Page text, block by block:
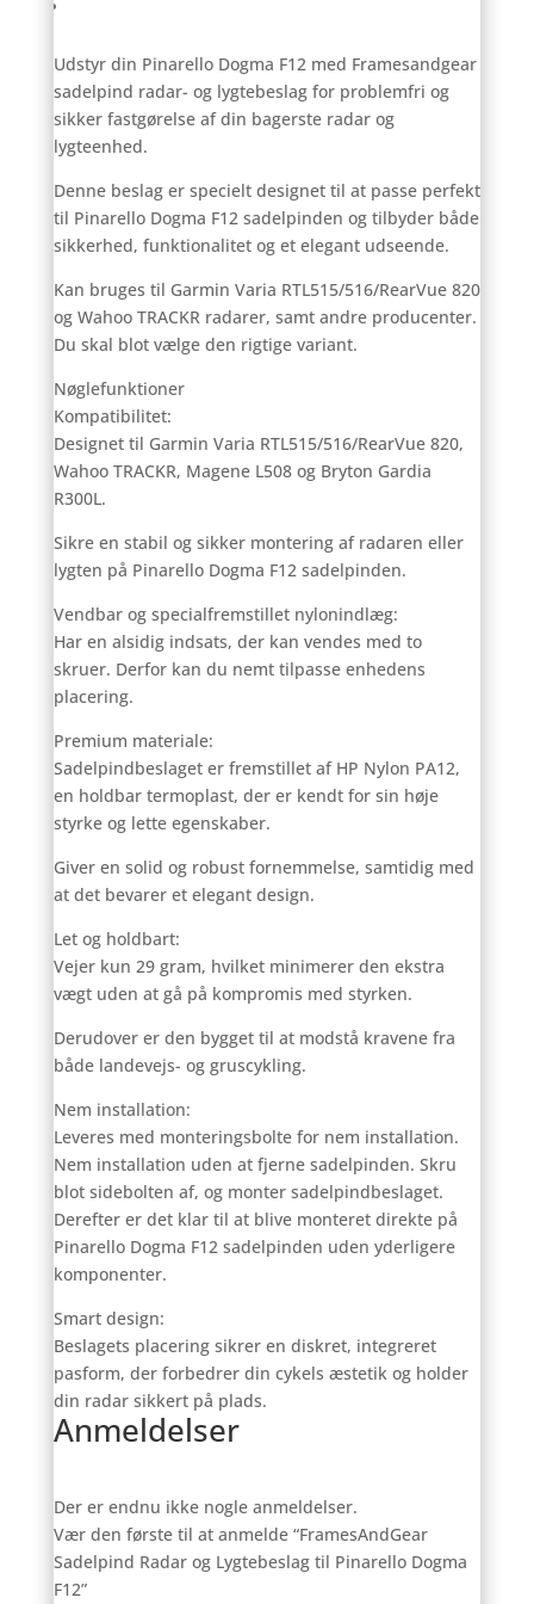
Udstyr din Pinarello Dogma F12 med Framesandgear
sadelpind radar- og lygtebeslag for problemfri og
sikker fastgørelse af din bagerste radar og
lygteenhed.
Denne beslag er specielt designet til at passe perfekt
til Pinarello Dogma F12 sadelpinden og tilbyder både
sikkerhed, funktionalitet og et elegant udseende.
Kan bruges til Garmin Varia RTL515/516/RearVue 820
og Wahoo TRACKR radarer, samt andre producenter.
Du skal blot vælge den rigtige variant.
Nøglefunktioner
Kompatibilitet:
Designet til Garmin Varia RTL515/516/RearVue 820,
Wahoo TRACKR, Magene L508 og Bryton Gardia
R300L.
Sikre en stabil og sikker montering af radaren eller
lygten på Pinarello Dogma F12 sadelpinden.
Vendbar og specialfremstillet nylonindlæg:
Har en alsidig indsats, der kan vendes med to
skruer. Derfor kan du nemt tilpasse enhedens
placering.
Premium materiale:
Sadelpindbeslaget er fremstillet af HP Nylon PA12,
en holdbar termoplast, der er kendt for sin høje
styrke og lette egenskaber.
Giver en solid og robust fornemmelse, samtidig med
at det bevarer et elegant design.
Let og holdbart:
Vejer kun 29 gram, hvilket minimerer den ekstra
vægt uden at gå på kompromis med styrken.
Derudover er den bygget til at modstå kravene fra
både landevejs- og gruscykling.
Nem installation:
Leveres med monteringsbolte for nem installation.
Nem installation uden at fjerne sadelpinden. Skru
blot sidebolten af, og monter sadelpindbeslaget.
Derefter er det klar til at blive monteret direkte på
Pinarello Dogma F12 sadelpinden uden yderligere
komponenter.
Smart design:
Beslagets placering sikrer en diskret, integreret
pasform, der forbedrer din cykels æstetik og holder
din radar sikkert på plads.
Anmeldelser
Der er endnu ikke nogle anmeldelser.
Vær den første til at anmelde “FramesAndGear
Sadelpind Radar og Lygtebeslag til Pinarello Dogma
F12”